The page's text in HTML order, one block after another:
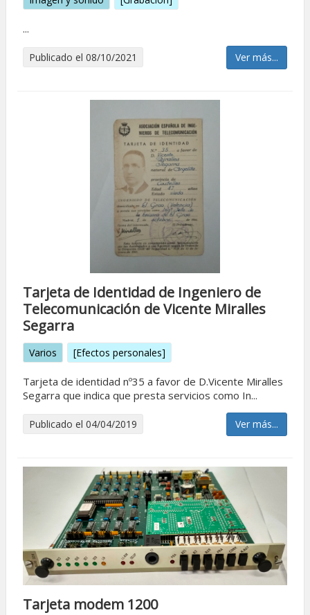
...
Publicado el 08/10/2021 Ver más...
Tarjeta de Identidad de Ingeniero de
Telecomunicación de Vicente Miralles
Segarra
Varios [Efectos personales]
Tarjeta de identidad nº35 a favor de D.Vicente Miralles
Segarra que indica que presta servicios como In...
Publicado el 04/04/2019 Ver más...
Tarjeta modem 1200